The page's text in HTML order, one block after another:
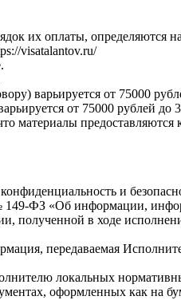
их оплаты, определяются
visatalantov.ru/
варьируется от 75000
от 75000 рублей до
материалы
и
ФЗ «Об информации,
полученной в ходе
передаваемая
локальных
оформленных как на